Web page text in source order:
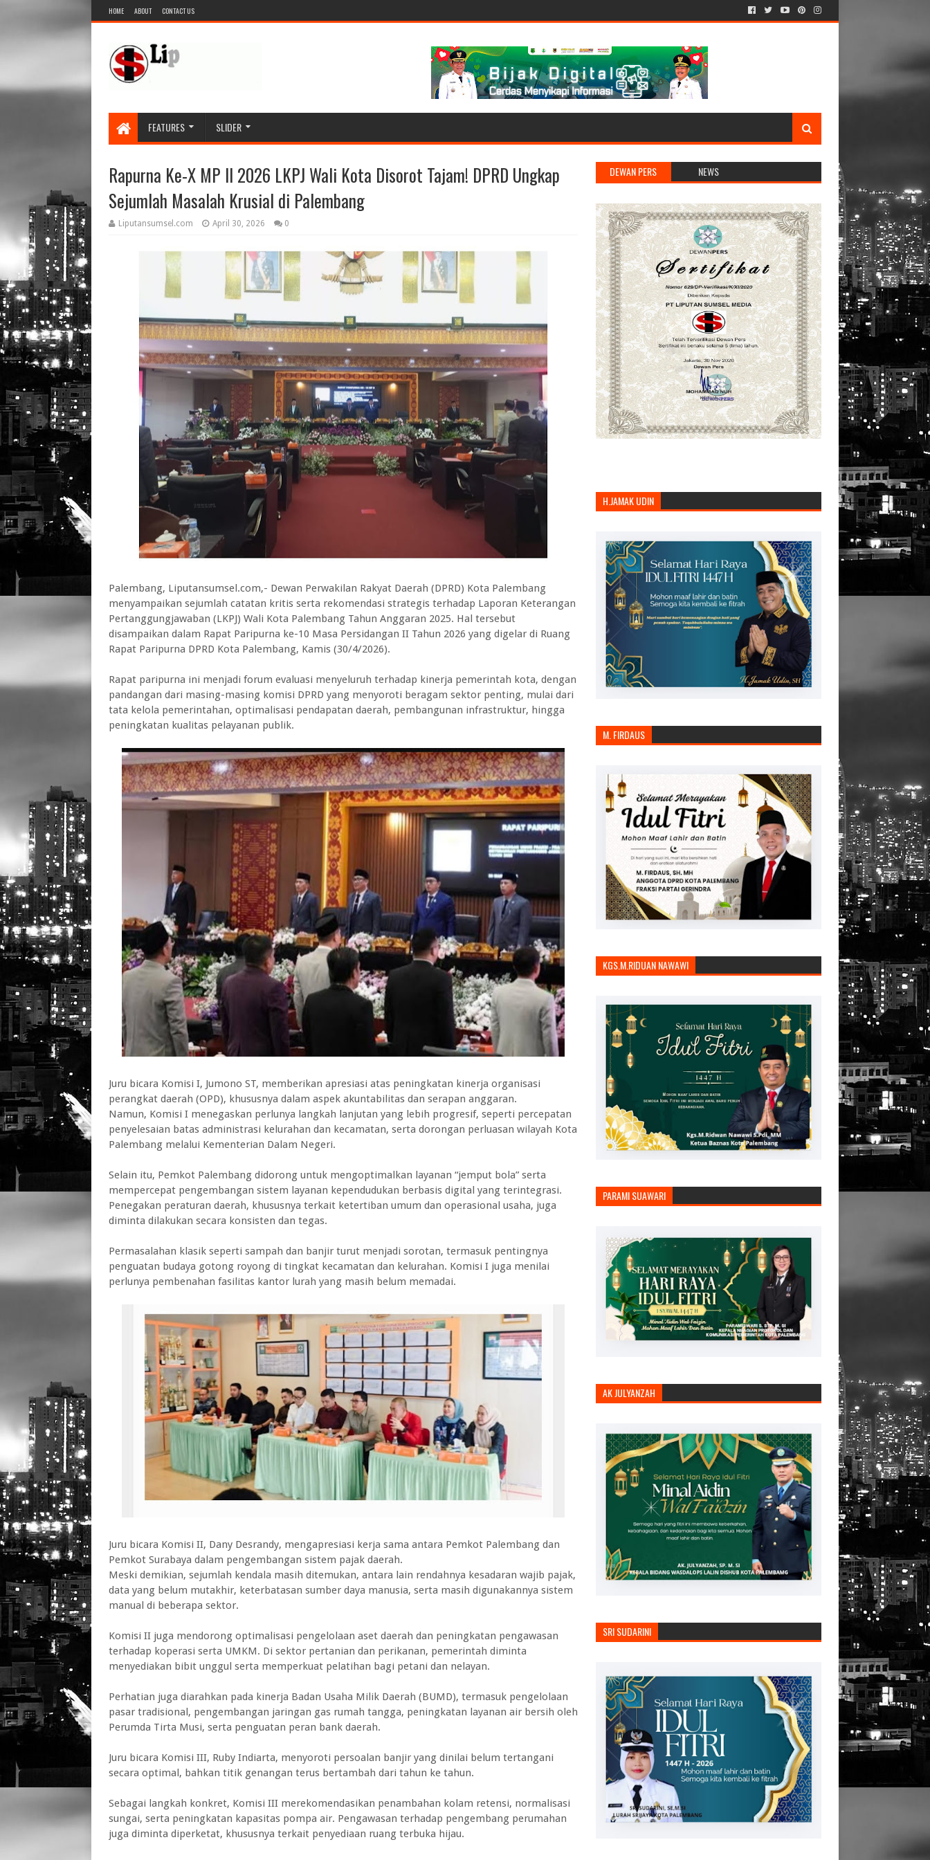
HOME ABOUT CONTACT US
FEATURES SLIDER
Rapurna Ke-X MP II 2026 LKPJ Wali Kota Disorot Tajam! DPRD Ungkap
Sejumlah Masalah Krusial di Palembang
Liputansumsel.com April 30, 2026 0
Palembang, Liputansumsel.com,- Dewan Perwakilan Rakyat Daerah (DPRD) Kota Palembang
menyampaikan sejumlah catatan kritis serta rekomendasi strategis terhadap Laporan Keterangan
Pertanggungjawaban (LKPJ) Wali Kota Palembang Tahun Anggaran 2025. Hal tersebut
disampaikan dalam Rapat Paripurna ke-10 Masa Persidangan II Tahun 2026 yang digelar di Ruang
Rapat Paripurna DPRD Kota Palembang, Kamis (30/4/2026).
‎Rapat paripurna ini menjadi forum evaluasi menyeluruh terhadap kinerja pemerintah kota, dengan
pandangan dari masing-masing komisi DPRD yang menyoroti beragam sektor penting, mulai dari
tata kelola pemerintahan, optimalisasi pendapatan daerah, pembangunan infrastruktur, hingga
peningkatan kualitas pelayanan publik.
‎Juru bicara Komisi I, Jumono ST, memberikan apresiasi atas peningkatan kinerja organisasi
perangkat daerah (OPD), khususnya dalam aspek akuntabilitas dan serapan anggaran.
‎Namun, Komisi I menegaskan perlunya langkah lanjutan yang lebih progresif, seperti percepatan
penyelesaian batas administrasi kelurahan dan kecamatan, serta dorongan perluasan wilayah Kota
Palembang melalui Kementerian Dalam Negeri.
‎Selain itu, Pemkot Palembang didorong untuk mengoptimalkan layanan “jemput bola” serta
mempercepat pengembangan sistem layanan kependudukan berbasis digital yang terintegrasi.
Penegakan peraturan daerah, khususnya terkait ketertiban umum dan operasional usaha, juga
diminta dilakukan secara konsisten dan tegas.
‎Permasalahan klasik seperti sampah dan banjir turut menjadi sorotan, termasuk pentingnya
penguatan budaya gotong royong di tingkat kecamatan dan kelurahan. Komisi I juga menilai
perlunya pembenahan fasilitas kantor lurah yang masih belum memadai.
‎Juru bicara Komisi II, Dany Desrandy, mengapresiasi kerja sama antara Pemkot Palembang dan
Pemkot Surabaya dalam pengembangan sistem pajak daerah.
‎Meski demikian, sejumlah kendala masih ditemukan, antara lain rendahnya kesadaran wajib pajak,
data yang belum mutakhir, keterbatasan sumber daya manusia, serta masih digunakannya sistem
manual di beberapa sektor.
‎Komisi II juga mendorong optimalisasi pengelolaan aset daerah dan peningkatan pengawasan
terhadap koperasi serta UMKM. Di sektor pertanian dan perikanan, pemerintah diminta
menyediakan bibit unggul serta memperkuat pelatihan bagi petani dan nelayan.
‎Perhatian juga diarahkan pada kinerja Badan Usaha Milik Daerah (BUMD), termasuk pengelolaan
pasar tradisional, pengembangan jaringan gas rumah tangga, peningkatan layanan air bersih oleh
Perumda Tirta Musi, serta penguatan peran bank daerah.
‎Juru bicara Komisi III, Ruby Indiarta, menyoroti persoalan banjir yang dinilai belum tertangani
secara optimal, bahkan titik genangan terus bertambah dari tahun ke tahun.
‎Sebagai langkah konkret, Komisi III merekomendasikan penambahan kolam retensi, normalisasi
sungai, serta peningkatan kapasitas pompa air. Pengawasan terhadap pengembang perumahan
juga diminta diperketat, khususnya terkait penyediaan ruang terbuka hijau.
DEWAN PERS NEWS
H.JAMAK UDIN
M. FIRDAUS
KGS.M.RIDUAN NAWAWI
PARAMI SUAWARI
AK JULYANZAH
SRI SUDARINI